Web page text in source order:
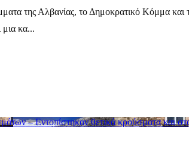
της Αλβανίας, το Δημοκρατικό
μια κα...
– Εντοπίστηκαν θετικά κρούσματα και